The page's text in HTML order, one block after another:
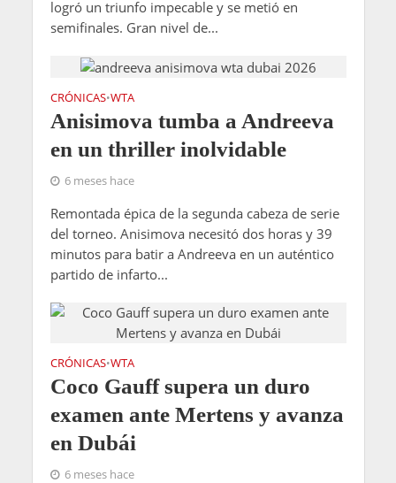
logró un triunfo impecable y se metió en
semifinales. Gran nivel de...
CRÓNICAS•WTA
Anisimova tumba a Andreeva
en un thriller inolvidable
6 meses hace
Remontada épica de la segunda cabeza de serie
del torneo. Anisimova necesitó dos horas y 39
minutos para batir a Andreeva en un auténtico
partido de infarto...
CRÓNICAS•WTA
Coco Gauff supera un duro
examen ante Mertens y avanza
en Dubái
6 meses hace